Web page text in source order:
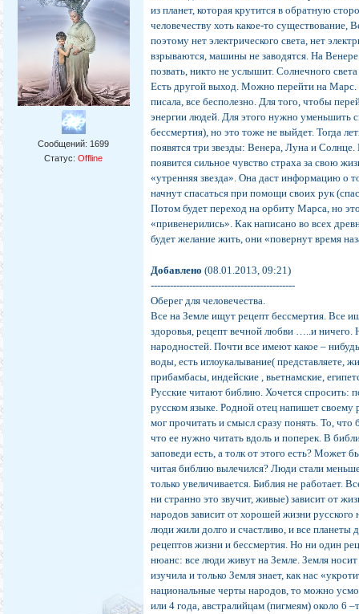
Сообщений: 1699
Статус:Offline
из планет, которая крутится в обратную
человечеству хоть какое-то существование,
поэтому нет электрического света, нет
взрываются, машины не заводятся. На Венере
позвать, никто не услышит. Солнечного
Есть другой выход. Можно перейти на
писала, все бесполезно. Для того, чтобы
энергии людей. Для этого нужно уменьшить
бессмертия), но это тоже не выйдет. Тогда
появятся три звезды: Венера, Луна и
появится сильное чувство страха за свою
«утренняя звезда». Она даст информацию о
начнут спасаться при помощи своих рук
Потом будет переход на орбиту Марса, но
«привенерились». Как написано во всех
будет желание жить, они «повернут время
Добавлено (08.01.2013, 09:21)
---------------------------------------------
Оберег для человечества.
Все на Земле ищут рецепт бессмертия. Все
здоровья, рецепт вечной любви …..и ничего.
народностей. Почти все имеют какое –
воды, есть иглоукалывание( представляете,
прибамбасы, индейские , вьетнамские,
Русские читают библию. Хочется спросить:
русском языке. Родной отец напишет своему
мог прочитать и смысл сразу понять. То, что
что ее нужно читать вдоль и поперек. В
заповеди есть, а толк от этого есть? Может
читая библию вылечился? Люди стали
только увеличивается. Библия не работает.
ни странно это звучит, живые) зависит от
народов зависит от хорошей жизни
люди жили долго и счастливо, и все
рецептов жизни и бессмертия. Но ни один
нюанс: все люди живут на Земле. Земля
изучила и только Земля знает, как нас
национальные черты народов, то можно
или 4 года, австралийцам (пигмеям) около